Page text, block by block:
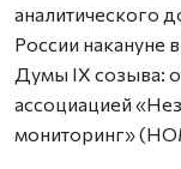
аналитического
России накануне
Думы IX созыва:
ассоциацией
мониторинг»